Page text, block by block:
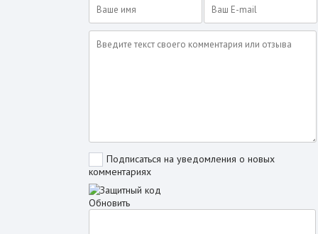
Подписаться на уведомления о новых
комментариях
Обновить